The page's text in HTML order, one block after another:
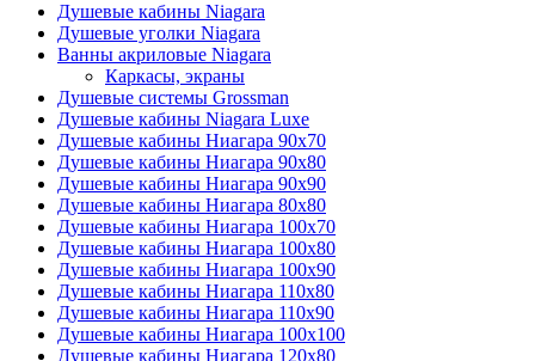
Душевые кабины Niagara
Душевые уголки Niagara
Ванны акриловые Niagara
Каркасы, экраны
Душевые системы Grossman
Душевые кабины Niagara Luxe
Душевые кабины Ниагара 90x70
Душевые кабины Ниагара 90x80
Душевые кабины Ниагара 90x90
Душевые кабины Ниагара 80x80
Душевые кабины Ниагара 100x70
Душевые кабины Ниагара 100x80
Душевые кабины Ниагара 100x90
Душевые кабины Ниагара 110x80
Душевые кабины Ниагара 110x90
Душевые кабины Ниагара 100x100
Душевые кабины Ниагара 120x80